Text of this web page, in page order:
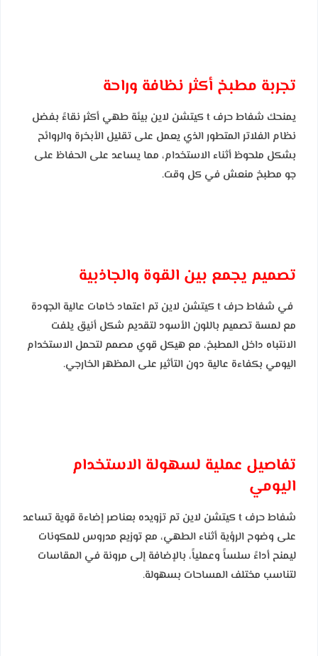
تجربة مطبخ أكثر نظافة وراحة
يمنحك شفاط حرف t كيتشن لاين بيئة طهي أكثر نقاءً بفضل
نظام الفلاتر المتطور الذي يعمل على تقليل الأبخرة والروائح
بشكل ملحوظ أثناء الاستخدام، مما يساعد على الحفاظ على
جو مطبخ منعش في كل وقت.
تصميم يجمع بين القوة والجاذبية
في شفاط حرف t كيتشن لاين تم اعتماد خامات عالية الجودة
مع لمسة تصميم باللون الأسود لتقديم شكل أنيق يلفت
الانتباه داخل المطبخ، مع هيكل قوي مصمم لتحمل الاستخدام
اليومي بكفاءة عالية دون التأثير على المظهر الخارجي.
تفاصيل عملية لسهولة الاستخدام
اليومي
شفاط حرف t كيتشن لاين تم تزويده بعناصر إضاءة قوية تساعد
على وضوح الرؤية أثناء الطهي، مع توزيع مدروس للمكونات
ليمنح أداءً سلساً وعملياً، بالإضافة إلى مرونة في المقاسات
لتناسب مختلف المساحات بسهولة.